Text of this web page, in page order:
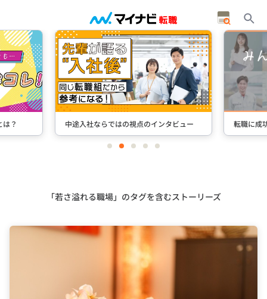
？ 中途入社ならではの視点のインタビュー 転職に成
itemitemitemitemitem
「若さ溢れる職場」のタグを含むストーリーズ